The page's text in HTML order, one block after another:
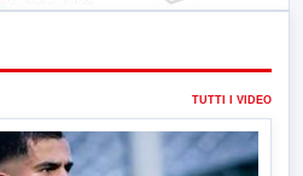
TUTTI I VIDEO